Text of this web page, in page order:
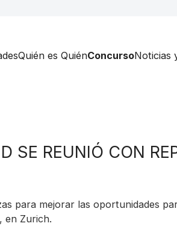
Quién es QuiénConcursoNoticias
SE REUNIÓ CON
para mejorar las oportunidades
en Zurich.